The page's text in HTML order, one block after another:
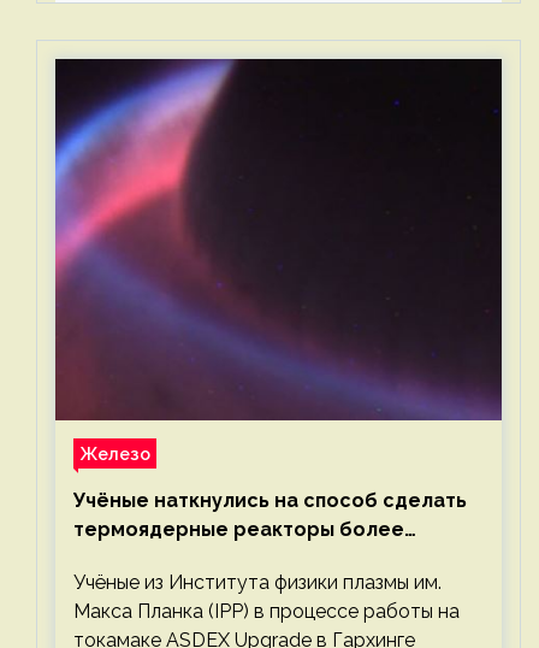
Железо
Учёные наткнулись на способ сделать
термоядерные реакторы более
Учёные из Института физики плазмы им.
Макса Планка (IPP) в процессе работы на
токамаке ASDEX Upgrade в Гархинге